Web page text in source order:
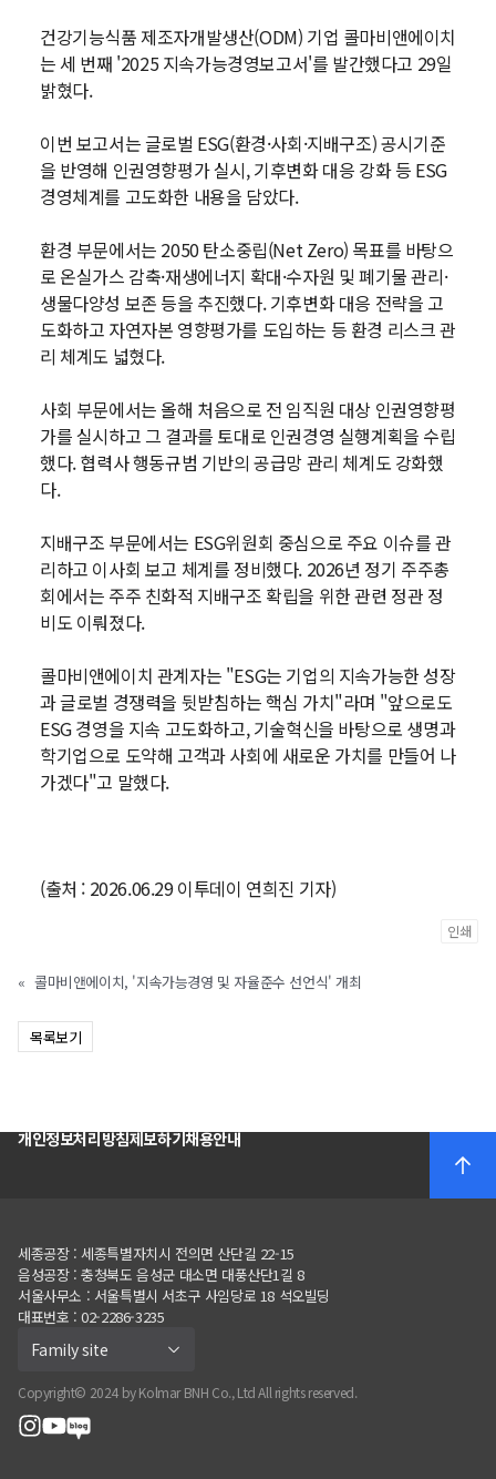
건강기능식품 제조자개발생산(ODM) 기업 콜마비앤에이치
는 세 번째 '2025 지속가능경영보고서'를 발간했다고 29일
밝혔다.
이번 보고서는 글로벌 ESG(환경·사회·지배구조) 공시기준
을 반영해 인권영향평가 실시, 기후변화 대응 강화 등 ESG
경영체계를 고도화한 내용을 담았다.
환경 부문에서는 2050탄소중립(Net Zero) 목표를 바탕으
로 온실가스 감축·재생에너지 확대·수자원 및 폐기물 관리·
생물다양성 보존 등을 추진했다. 기후변화 대응 전략을 고
도화하고 자연자본 영향평가를 도입하는 등 환경 리스크 관
리 체계도 넓혔다.
사회 부문에서는 올해 처음으로 전 임직원 대상 인권영향평
가를 실시하고 그 결과를 토대로 인권경영 실행계획을 수립
했다. 협력사 행동규범 기반의 공급망 관리 체계도 강화했
다.
지배구조 부문에서는 ESG위원회 중심으로 주요 이슈를 관
리하고 이사회 보고 체계를 정비했다. 2026년 정기 주주총
회에서는 주주 친화적 지배구조 확립을 위한 관련 정관 정
비도 이뤄졌다.
콜마비앤에이치 관계자는 "ESG는 기업의 지속가능한 성장
과 글로벌 경쟁력을 뒷받침하는 핵심 가치"라며 "앞으로도
ESG 경영을 지속 고도화하고, 기술혁신을 바탕으로 생명과
학기업으로 도약해 고객과 사회에 새로운 가치를 만들어 나
가겠다"고 말했다.
(출처 : 2026.06.29 이투데이 연희진 기자)
인쇄
« 콜마비앤에이치, '지속가능경영 및 자율준수 선언식' 개최
목록보기
개인정보처리방침제보하기채용안내
세종공장 : 세종특별자치시 전의면 산단길 22-15
음성공장:충청북도 음성군 대소면 대풍산단1길 8
서울사무소 : 서울특별시 서초구 사임당로 18 석오빌딩
대표번호 : 02-2286-3235
Family site
Copyright© 2024 by Kolmar BNH Co., Ltd All rights reserved.